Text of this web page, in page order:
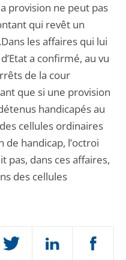
provision ne peut pas
qui revêt un
les affaires qui lui
a confirmé, au vu
de la cour
que si une provision
handicapés au
cellules ordinaires
handicap, l’octroi
pas, dans ces affaires,
des cellules